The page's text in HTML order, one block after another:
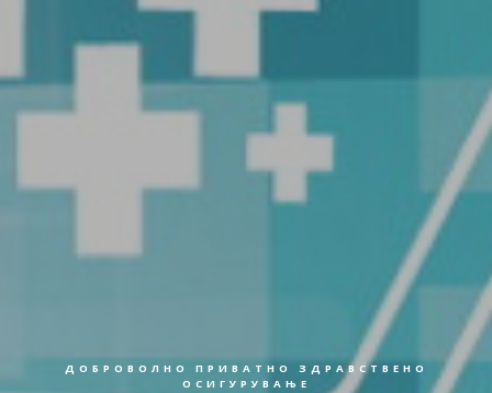
ДОБРОВОЛНО ПРИВАТНО ЗДРАВСТВЕНО
ОСИГУРУВАЊЕ